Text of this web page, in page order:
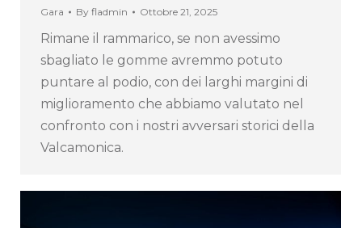
Gara By fladmin Ottobre 21, 2025
Rimane il rammarico, se non avessimo
sbagliato le gomme avremmo potuto
puntare al podio, con dei larghi margini di
miglioramento che abbiamo valutato nel
confronto con i nostri avversari storici della
Valcamonica.